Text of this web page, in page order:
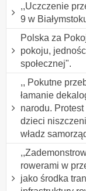
,,Uczczenie
9 w
Polska za
pokoju,
społecznej".
,, Pokutne
łamanie
narodu.
dzieci
władz
rowerami w
jako środka